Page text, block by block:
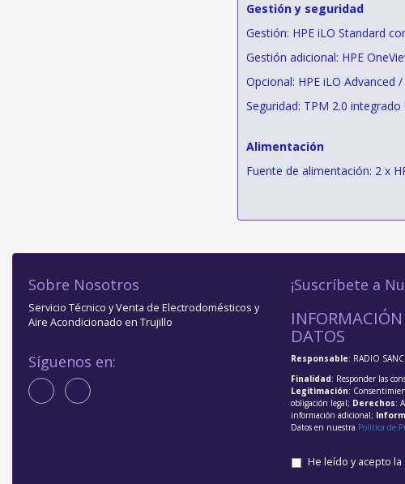
Gestión y seguridad
Gestión: HPE iLO Standard
Gestión adicional: HPE
Opcional: HPE iLO Advanced
Seguridad: TPM 2.0
Alimentación
Fuente de alimentación: 2 x
Sobre Nosotros
Servicio Técnico y Venta de Electrodomésticos y
Aire Acondicionado en Trujillo
Síguenos en:
¡Suscríbete a
DATOS
Responsable: RADIO
Finalidad: Responder las
Legitimación:
obligación legal; Derechos:
información adicional;
Datos en nuestra Política de
He leído y acepto la